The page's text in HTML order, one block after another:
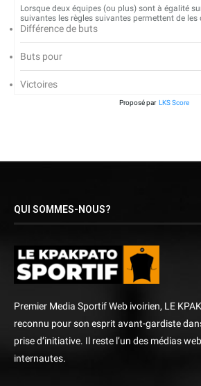
Lorsque deux équipes (ou plus) sont à égalité
suivantes les règles suivantes permettent de les
Différence de buts
Buts pour
Victoires
Proposé par LKS Score
QUI SOMMES-NOUS?
Premier Media Sportif Web ivoirien, LE
reconnu pour son esprit avant-gardiste
prise d’initiative. Il reste l’un des médias
internautes.